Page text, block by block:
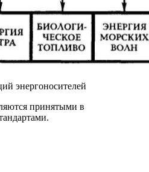
энергоносителей
принятыми в